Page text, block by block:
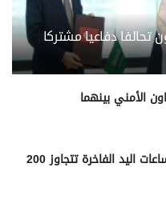
تحالفا دفاعيا مشتركا
الأمني بينهما
ثروة محمد صلاح من ساعات اليد الفاخرة تتجاوز 200